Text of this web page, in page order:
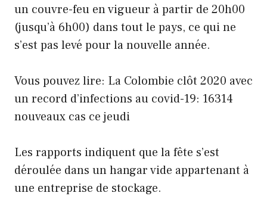
un couvre-feu en vigueur à partir de 20h00
(jusqu’à 6h00) dans tout le pays, ce qui ne
s’est pas levé pour la nouvelle année.
Vous pouvez lire: La Colombie clôt 2020 avec
un record d’infections au covid-19: 16314
nouveaux cas ce jeudi
Les rapports indiquent que la fête s’est
déroulée dans un hangar vide appartenant à
une entreprise de stockage.